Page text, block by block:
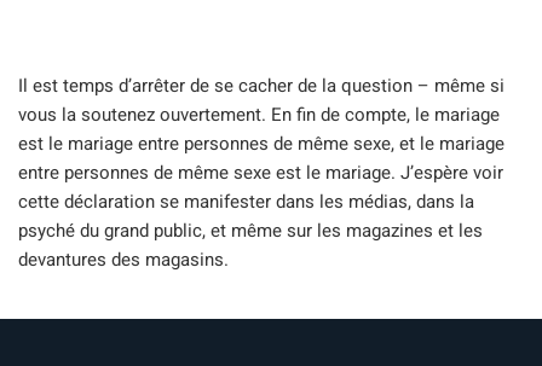
Il est temps d’arrêter de se cacher de la question – même si
vous la soutenez ouvertement. En fin de compte, le mariage
est le mariage entre personnes de même sexe, et le mariage
entre personnes de même sexe est le mariage. J’espère voir
cette déclaration se manifester dans les médias, dans la
psyché du grand public, et même sur les magazines et les
devantures des magasins.